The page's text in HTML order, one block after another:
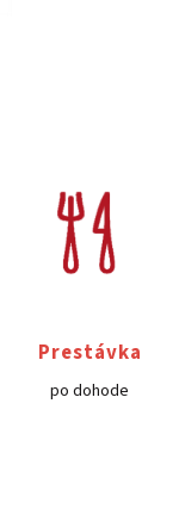
Prestávka
po dohode